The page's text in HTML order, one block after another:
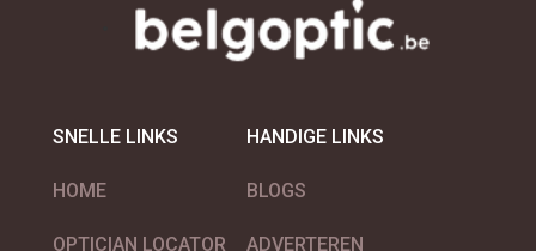
SNELLE LINKS
HOME
OPTICIAN LOCATOR
HANDIGE LINKS
BLOGS
ADVERTEREN